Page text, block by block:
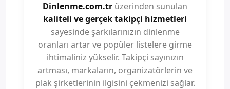
Dinlenme.com.tr üzerinden sunulan
kaliteli ve gerçek takipçi hizmetleri
sayesinde şarkılarınızın dinlenme
oranları artar ve popüler listelere girme
ihtimaliniz yükselir. Takipçi sayınızın
artması, markaların, organizatörlerin ve
plak şirketlerinin ilgisini çekmenizi sağlar.